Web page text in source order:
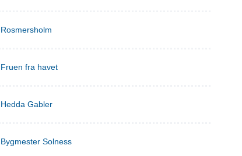
Rosmersholm
Fruen fra havet
Hedda Gabler
Bygmester Solness